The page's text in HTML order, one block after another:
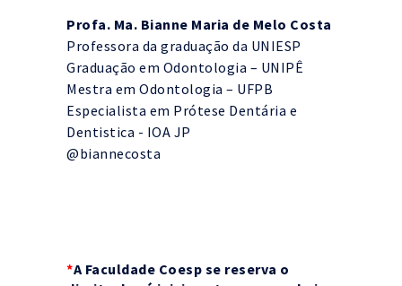
Profa. Ma. Bianne Maria de Melo Costa
Professora da graduação da UNIESP
Graduação em Odontologia – UNIPÊ
Mestra em Odontologia – UFPB
Especialista em Prótese Dentária e
Dentistica - IOA JP
@‌biannecosta
*A Faculdade Coesp se reserva o